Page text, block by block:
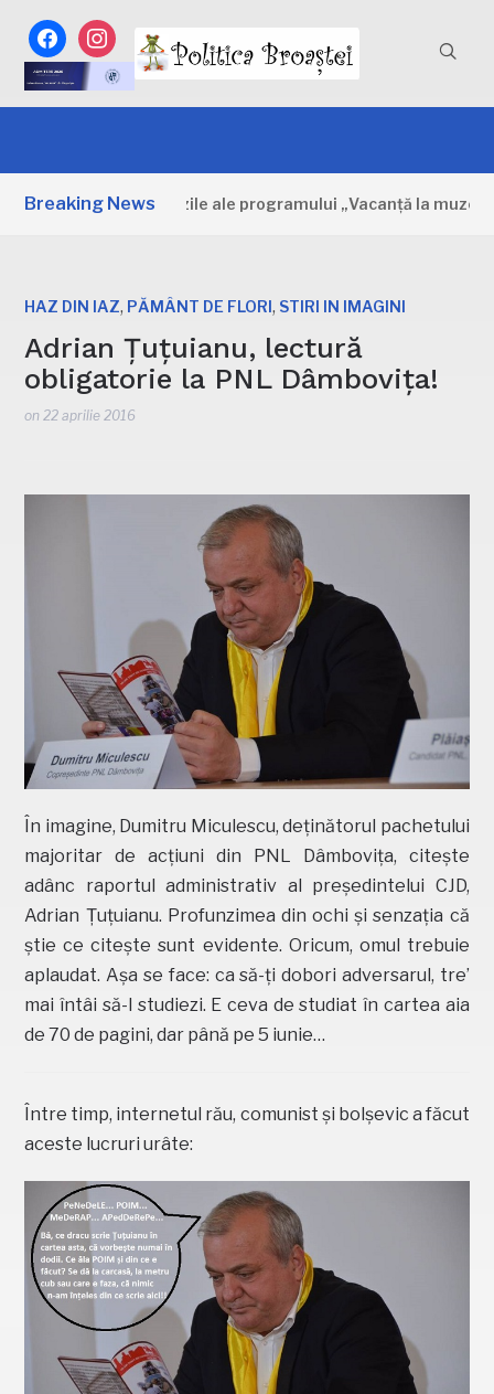
facebookinstagram
Breaking News
Primele zile ale programului „Vacanță la muzeu”
HAZ DIN IAZ, PĂMÂNT DE FLORI, STIRI IN IMAGINI
Adrian Țuțuianu, lectură
obligatorie la PNL Dâmbovița!
on 22 aprilie 2016
În imagine, Dumitru Miculescu, deținătorul pachetului
majoritar de acțiuni din PNL Dâmbovița, citește
adânc raportul administrativ al președintelui CJD,
Adrian Țuțuianu. Profunzimea din ochi și senzația că
știe ce citește sunt evidente. Oricum, omul trebuie
aplaudat. Așa se face: ca să-ți dobori adversarul, tre’
mai întâi să-l studiezi. E ceva de studiat în cartea aia
de 70 de pagini, dar până pe 5 iunie…
Între timp, internetul rău, comunist și bolșevic a făcut
aceste lucruri urâte: